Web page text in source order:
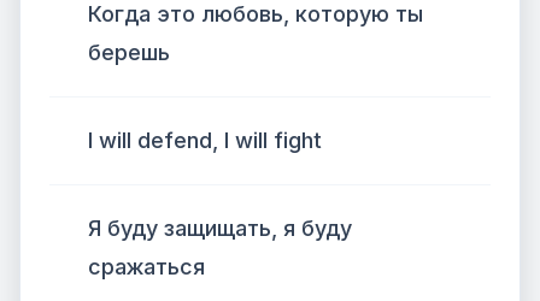
Когда это любовь, которую ты
берешь
I will defend, I will fight
Я буду защищать, я буду
сражаться